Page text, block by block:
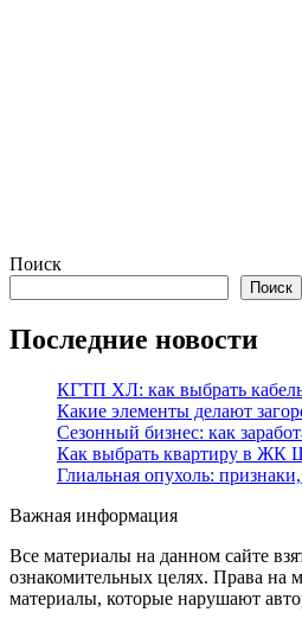
Поиск
Поиск
Последние новости
КГТП ХЛ: как выбрать
Какие элементы делают
Сезонный бизнес: как
Как выбрать квартиру в ЖК
Глиальная опухоль:
Важная информация
Все материалы на данном сайте
ознакомительных целях. Права на
материалы, которые нарушают